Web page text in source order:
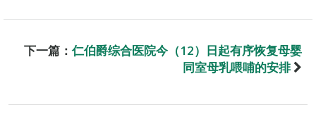
下一篇：仁伯爵综合医院今（12）日起有序恢复母婴
同室母乳喂哺的安排